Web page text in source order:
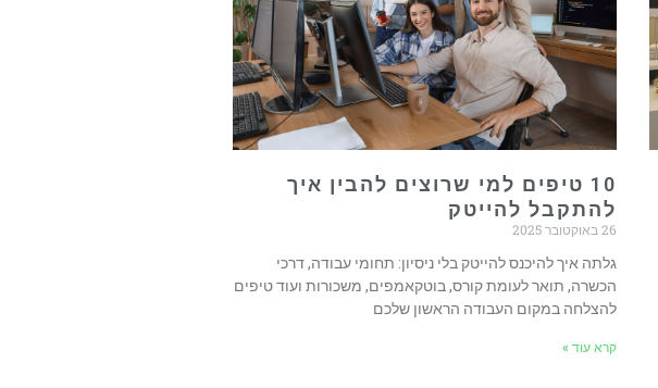
10 טיפים למי שרוצים להבין איך
להתקבל להייטק
26 באוקטובר 2025
גלתה איך להיכנס להייטק בלי ניסיון: תחומי עבודה, דרכי
הכשרה, תואר לעומת קורס, בוטקאמפים, משכורות ועוד טיפים
להצלחה במקום העבודה הראשון שלכם
קרא עוד »